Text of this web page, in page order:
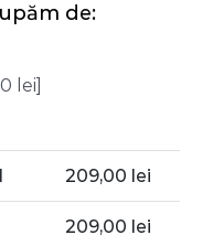
de:
lei]
209,00 lei
209,00 lei